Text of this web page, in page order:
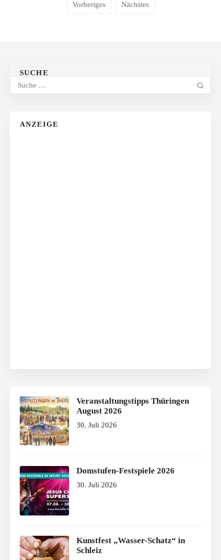
Vorheriges Nächstes
SUCHE
ANZEIGE
Veranstaltungstipps Thüringen
August 2026
30. Juli 2026
Domstufen-Festspiele 2026
30. Juli 2026
Kunstfest „Wasser-Schatz“ in
Schleiz